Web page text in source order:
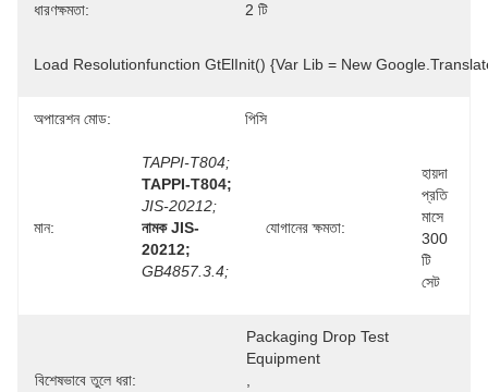
ধারণক্ষমতা: 2 টি
Load Resolutionfunction GtElInit() {var Lib = New
অপারেশন মোড: পিসি
মান:
TAPPI-T804;
TAPPI-T804;
JIS-20212;
নামক JIS-
20212;
GB4857.3.4;
যোগানের ক্ষমতা:
হায়দা
প্রতি
মাসে
300
টি
সেট
বিশেষভাবে তুলে ধরা:
Packaging Drop Test
Equipment